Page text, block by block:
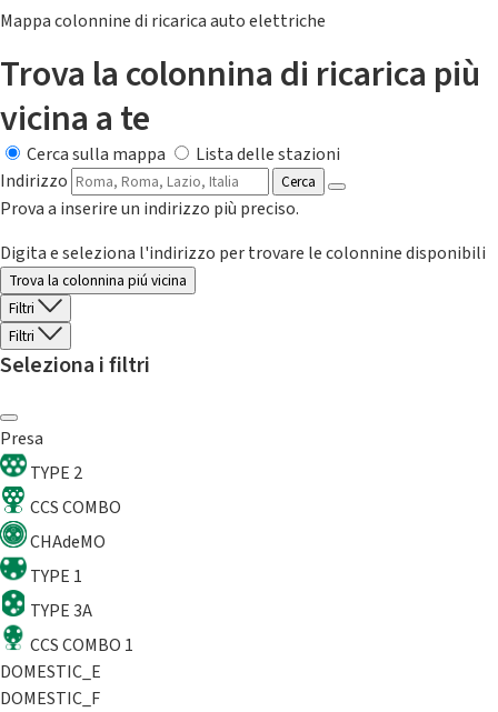
Mappa colonnine di ricarica auto elettriche
Trova la colonnina di ricarica più
vicina a te
Cerca sulla mappa
Lista delle stazioni
Indirizzo
Cerca
Prova a inserire un indirizzo più preciso.
Digita e seleziona l'indirizzo per trovare le colonnine disponibili
Trova la colonnina piú vicina
Filtri
Filtri
Seleziona i filtri
Presa
TYPE 2
CCS COMBO
CHAdeMO
TYPE 1
TYPE 3A
CCS COMBO 1
DOMESTIC_E
DOMESTIC_F